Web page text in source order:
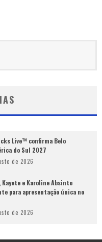
Live™ confirma Belo
do Sul 2027
de 2026
e Karoline Absinto
para apresentação única no
de 2026